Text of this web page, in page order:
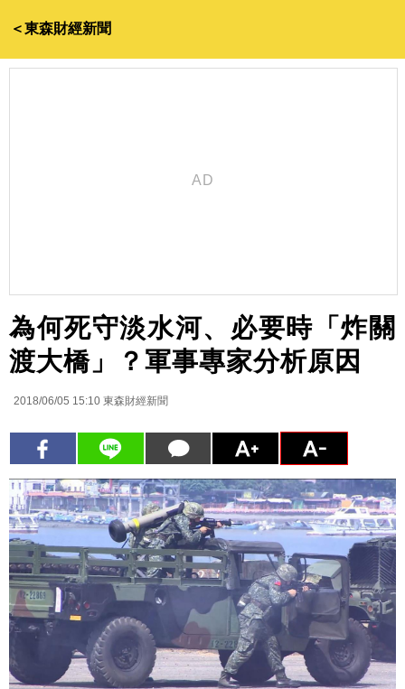
＜東森財經新聞
為何死守淡水河、必要時「炸關
渡大橋」？軍事專家分析原因
2018/06/05 15:10 東森財經新聞